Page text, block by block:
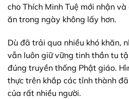
cho Thích Minh Tuệ mới nhận
ăn trong ngày không lấy hơn.
Dù đã trải qua nhiều khó khăn,
vẫn luôn giữ vững tinh thần tu
đúng truyền thống Phật giáo.
thực trên khắp các tỉnh thành
của rất nhiều người.